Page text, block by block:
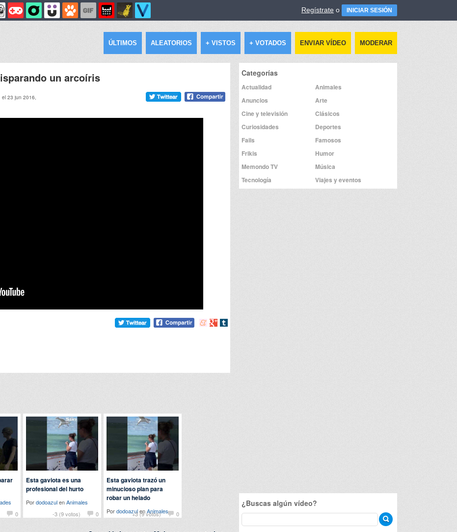
Regístrate o INICIAR SESIÓN
ÚLTIMOS ALEATORIOS + VISTOS + VOTADOS ENVIAR VÍDEO MODERAR
un arcoíris
el 23 jun 2016,
Compartir
Compartir
Compartir
0
-3 (9 votos)
0
Esta gaviota es una
profesional del hurto
PordodoazulenAnimales
+3 (9 votos)
0
Esta gaviota trazó un
minucioso plan para
robar un helado
PordodoazulenAnimales
Categorías
Actualidad
Animales
Anuncios
Arte
Cine y televisión
Clásicos
Curiosidades
Deportes
Fails
Famosos
Frikis
Humor
Memondo TV
Música
Tecnología
Viajes y eventos
¿Buscas algún vídeo?